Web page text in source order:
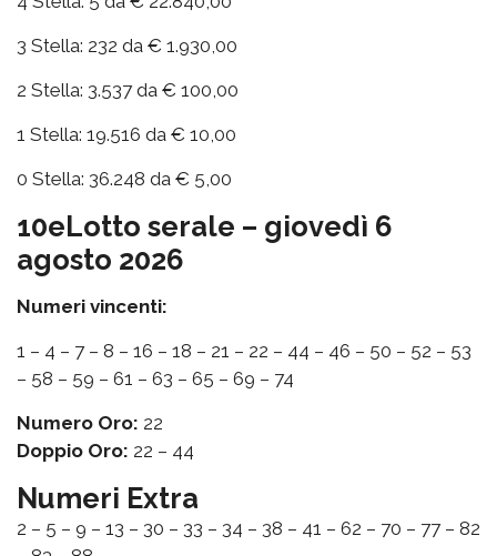
3 Stella: 232 da € 1.930,00
2 Stella: 3.537 da € 100,00
1 Stella: 19.516 da € 10,00
0 Stella: 36.248 da € 5,00
10eLotto serale – giovedì 6
agosto 2026
Numeri vincenti:
1 – 4 – 7 – 8 – 16 – 18 – 21 – 22 – 44 – 46 – 50 – 52 – 53
– 58 – 59 – 61 – 63 – 65 – 69 – 74
Numero Oro: 22
Doppio Oro: 22 – 44
Numeri Extra
2 – 5 – 9 – 13 – 30 – 33 – 34 – 38 – 41 – 62 – 70 – 77 – 82